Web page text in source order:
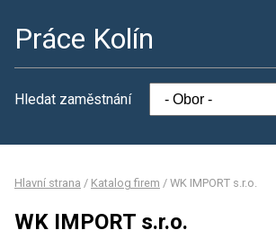
Práce Kolín
Hledat zaměstnání
Hlavní strana / Katalog firem / WK IMPORT s.r.o.
WK IMPORT s.r.o.